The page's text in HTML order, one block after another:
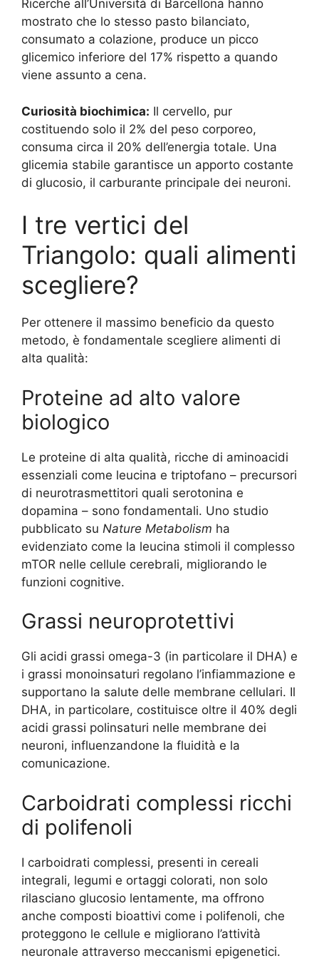
Ricerche all’Università di Barcellona hanno
mostrato che lo stesso pasto bilanciato,
consumato a colazione, produce un picco
glicemico inferiore del 17% rispetto a quando
viene assunto a cena.
Curiosità biochimica: Il cervello, pur
costituendo solo il 2% del peso corporeo,
consuma circa il 20% dell’energia totale. Una
glicemia stabile garantisce un apporto costante
di glucosio, il carburante principale dei neuroni.
I tre vertici del
Triangolo: quali alimenti
scegliere?
Per ottenere il massimo beneficio da questo
metodo, è fondamentale scegliere alimenti di
alta qualità:
Proteine ad alto valore
biologico
Le proteine di alta qualità, ricche di aminoacidi
essenziali come leucina e triptofano – precursori
di neurotrasmettitori quali serotonina e
dopamina – sono fondamentali. Uno studio
pubblicato su Nature Metabolism ha
evidenziato come la leucina stimoli il complesso
mTOR nelle cellule cerebrali, migliorando le
funzioni cognitive.
Grassi neuroprotettivi
Gli acidi grassi omega-3 (in particolare il DHA) e
i grassi monoinsaturi regolano l’infiammazione e
supportano la salute delle membrane cellulari. Il
DHA, in particolare, costituisce oltre il 40% degli
acidi grassi polinsaturi nelle membrane dei
neuroni, influenzandone la fluidità e la
comunicazione.
Carboidrati complessi ricchi
di polifenoli
I carboidrati complessi, presenti in cereali
integrali, legumi e ortaggi colorati, non solo
rilasciano glucosio lentamente, ma offrono
anche composti bioattivi come i polifenoli, che
proteggono le cellule e migliorano l’attività
neuronale attraverso meccanismi epigenetici.